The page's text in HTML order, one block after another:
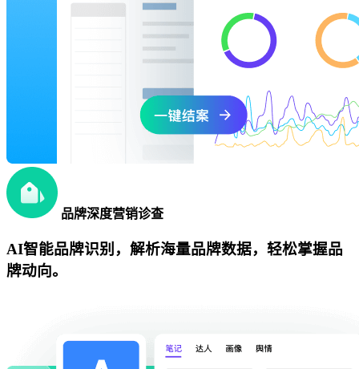
品牌深度营销诊查
AI智能品牌识别，解析海量品牌数据，轻松掌握品
牌动向。